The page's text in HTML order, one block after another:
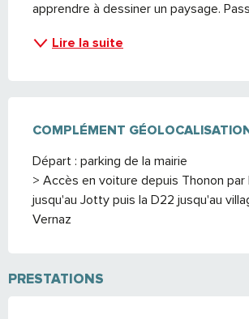
apprendre à dessiner un paysage.
Lire la suite
COMPLÉMENT
COMPLÉMENT
Départ : parking de la mairie
> Accès en voiture depuis Thonon par
jusqu'au Jotty puis la D22 jusqu'au
Vernaz
PRESTATIONS